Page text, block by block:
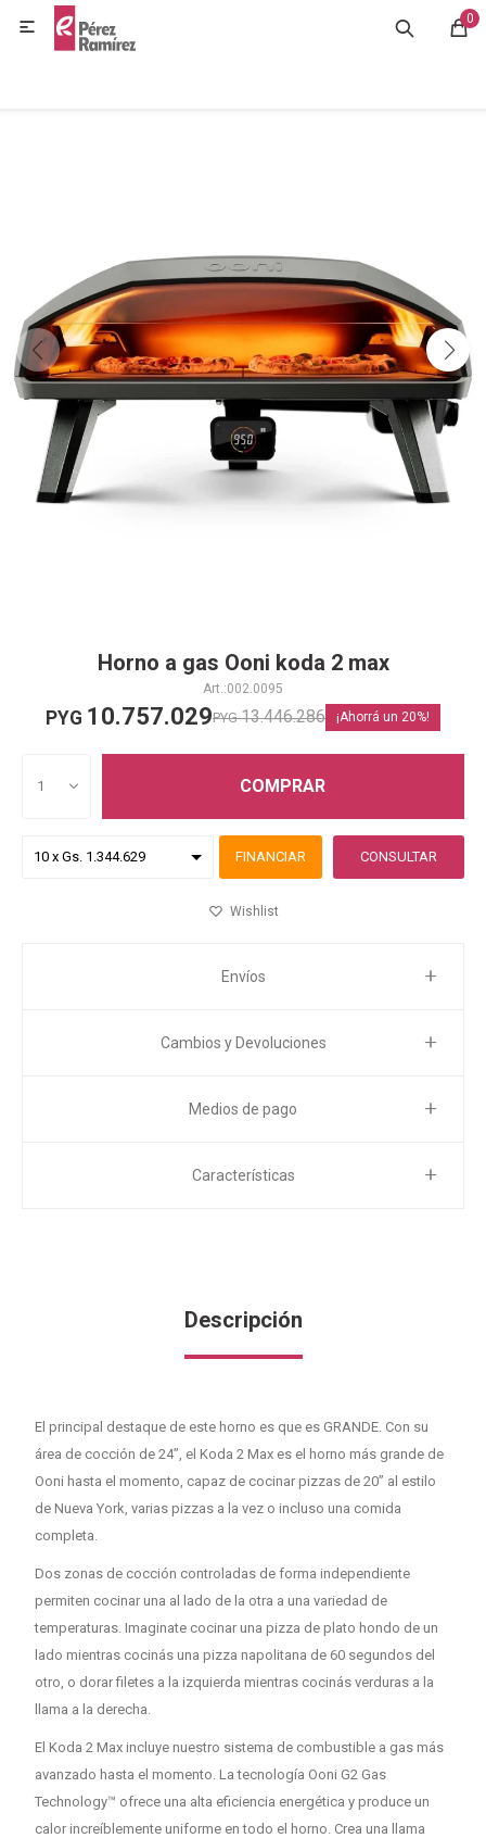
0

Horno a gas Ooni koda 2 max
002.0095
PYG 10.757.029PYG 13.446.286 20
1 COMPRAR
FINANCIAR CONSULTAR
Envíos
Cambios y Devoluciones
Medios de pago
Características
Descripción
El principal destaque de este horno es que es GRANDE. Con su
área de cocción de 24”, el Koda 2 Max es el horno más grande de
Ooni hasta el momento, capaz de cocinar pizzas de 20” al estilo
de Nueva York, varias pizzas a la vez o incluso una comida
completa.
Dos zonas de cocción controladas de forma independiente
permiten cocinar una al lado de la otra a una variedad de
temperaturas. Imaginate cocinar una pizza de plato hondo de un
lado mientras cocinás una pizza napolitana de 60 segundos del
otro, o dorar filetes a la izquierda mientras cocinás verduras a la
llama a la derecha.
El Koda 2 Max incluye nuestro sistema de combustible a gas más
avanzado hasta el momento. La tecnología Ooni G2 Gas
Technology™ ofrece una alta eficiencia energética y produce un
calor increíblemente uniforme en todo el horno. Crea una llama
MI CUENTA
OFERTAS
BLOG
CONTACTO